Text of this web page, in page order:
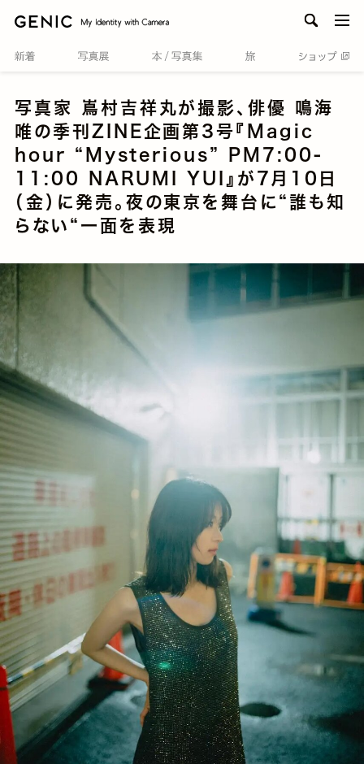
写真家 嶌村吉祥丸が撮影、俳優 鳴海
唯の季刊ZINE企画第3号『Magic
hour “Mysterious” PM7:00-
11:00 NARUMI YUI』が7月10日
（金）に発売。夜の東京を舞台に“誰も知
らない“一面を表現